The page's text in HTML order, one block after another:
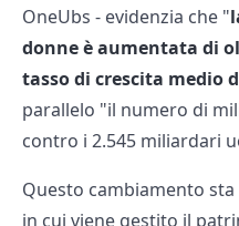
OneUbs - evidenzia che "
donne è aumentata di
tasso di crescita medio
parallelo "il numero di
contro i 2.545 miliardari
Questo cambiamento
in cui viene gestito il